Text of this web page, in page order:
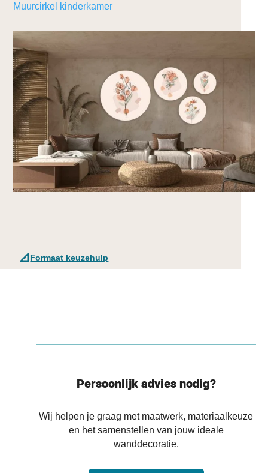
Muurcirkel kinderkamer
Formaat keuzehulp
Persoonlijk advies nodig?
Wij helpen je graag met maatwerk, materiaalkeuze
en het samenstellen van jouw ideale
wanddecoratie.